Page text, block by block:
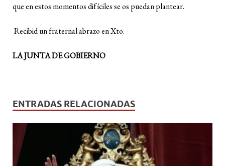
que en estos momentos difíciles se os puedan plantear.
Recibid un fraternal abrazo en Xto.
LA JUNTA DE GOBIERNO
ENTRADAS RELACIONADAS